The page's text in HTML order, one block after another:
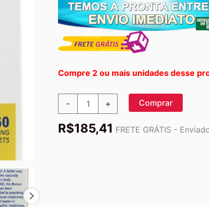
Compre 2 ou mais unidades desse
-
medicamento
para
+ Comprar
R$185,41 FRETE GRÁTIS -